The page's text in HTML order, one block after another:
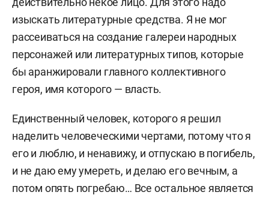
изыскать литературные средства. Я не мог
рассеиваться на создание галереи народных
персонажей или литературных типов, которые
бы аранжировали главного коллективного
героя, имя которого — власть.
Единственный человек, которого я решил
наделить человеческими чертами, потому что я
его и люблю, и ненавижу, и отпускаю в погибель,
и не даю ему умереть, и делаю его вечным, а
потом опять погребаю… Все остальное является